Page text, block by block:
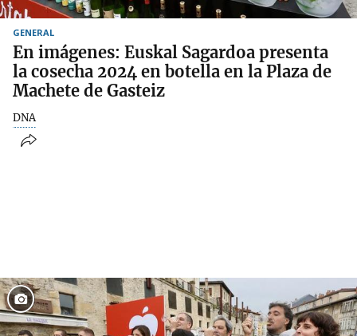
GENERAL
En imágenes: Euskal Sagardoa presenta
la cosecha 2024 en botella en la Plaza de
Machete de Gasteiz
DNA